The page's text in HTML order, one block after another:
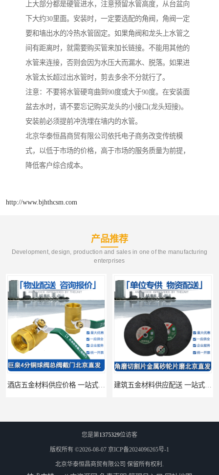
上大部分都是硬管进水，注意预留水管高度，从台盆向
下大约30里面。安装时，一定要选配的角阀，角阀一定
要和墙出水的冷热水管固定。如果角阀和龙头上水管之
间有距离时，就需要购买管来加长链接。不能用其他的
水管来连接，否则会因为水压大而漏水、脱落。如果进
水管太长超过出水管时，剪去多余不分就行了。
注意：不要将水管硬弯曲到90度或大于90度。在安装面
盆去水时，请不要忘记购买龙头的小接口(龙头短接)。
安装前必须提前冲洗埋在墙内的水管。
北京华泰恒昌商贸有限公司依托电子商务改变传统模
式，以低于市场的价格，高于市场的服务质量为前提，
降低客户综合成本。
http://www.bjhthcsm.com
产品推荐
Development, design, production and sales in one of the manufacturing
enterprises
酒店五金材料供应价格 一站式配送 建筑五金材料供应配送 一站式五金材料供应商
您是第1375329位访客
版权所有 ©2026-08-07 京ICP备2024096265号-1
北京华泰恒昌商贸有限公司 保留所有权利.